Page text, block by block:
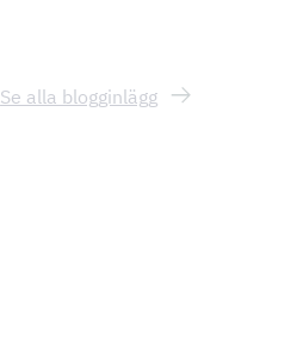
Se alla blogginlägg